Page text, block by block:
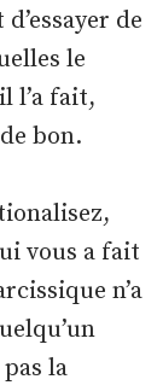
de
le
l’a fait,
bon.
vous a fait
n’a
la